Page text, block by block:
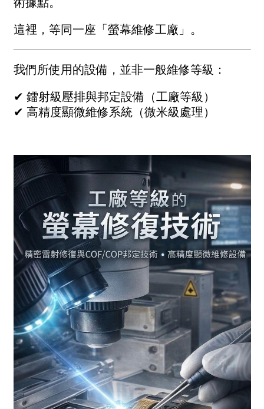
這裡，等同一座「螢幕維修工廠」。
我們所使用的設備，並非一般維修等級：
✔ 鐳射級壓排與邦定設備（工廠等級）
✔ 高精度顯微維修系統（微米級處理）